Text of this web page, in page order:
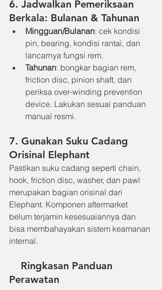
6. Jadwalkan Pemeriksaan
Berkala: Bulanan & Tahunan
Mingguan/Bulanan: cek kondisi
pin, bearing, kondisi rantai, dan
lancarnya fungsi rem.
Tahunan: bongkar bagian rem,
friction disc, pinion shaft, dan
periksa over-winding prevention
device. Lakukan sesuai panduan
manual resmi.
7. Gunakan Suku Cadang
Orisinal Elephant
Pastikan suku cadang seperti chain,
hook, friction disc, washer, dan pawl
merupakan bagian orisinal dari
Elephant. Komponen aftermarket
belum terjamin kesesuaiannya dan
bisa membahayakan sistem keamanan
internal.
Ringkasan Panduan
Perawatan